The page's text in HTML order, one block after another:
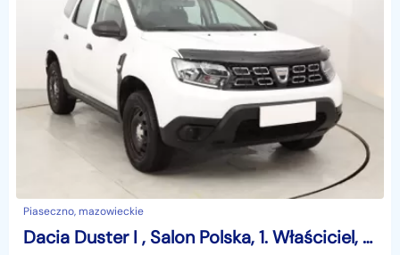
Piaseczno, mazowieckie
Dacia Duster I , Salon Polska, 1. Właściciel, Serwis ASO, Navi, Klima,